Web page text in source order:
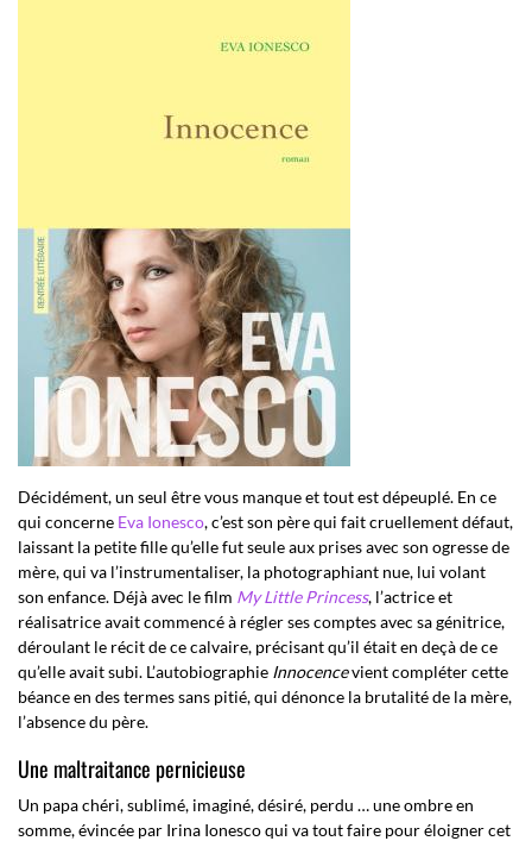
Décidément, un seul être vous manque et tout est dépeuplé. En ce
qui concerne Eva Ionesco, c’est son père qui fait cruellement défaut,
laissant la petite fille qu’elle fut seule aux prises avec son ogresse de
mère, qui va l’instrumentaliser, la photographiant nue, lui volant
son enfance. Déjà avec le film My Little Princess, l’actrice et
réalisatrice avait commencé à régler ses comptes avec sa génitrice,
déroulant le récit de ce calvaire, précisant qu’il était en deçà de ce
qu’elle avait subi. L’autobiographie Innocencevient compléter cette
béance en des termes sans pitié, qui dénonce la brutalité de la mère,
l’absence du père.
Une maltraitance pernicieuse
Un papa chéri, sublimé, imaginé, désiré, perdu … une ombre en
somme, évincée par Irina Ionesco qui va tout faire pour éloigner cet